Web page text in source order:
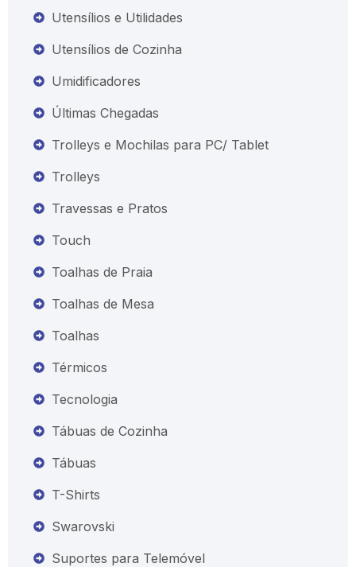
Utensílios e Utilidades
Utensílios de Cozinha
Umidificadores
Últimas Chegadas
Trolleys e Mochilas para PC/ Tablet
Trolleys
Travessas e Pratos
Touch
Toalhas de Praia
Toalhas de Mesa
Toalhas
Térmicos
Tecnologia
Tábuas de Cozinha
Tábuas
T-Shirts
Swarovski
Suportes para Telemóvel